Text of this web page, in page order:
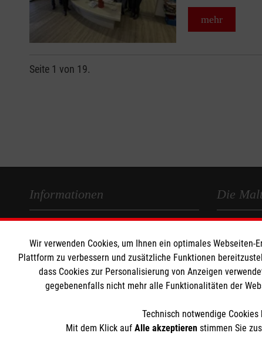
mehr
Seite 1 von 19.
Informationen
Datenschutz
Kontakt
Die
Sharepoint
Wir verwenden Cookies, um Ihnen ein optimales
Plattform zu verbessern und zusätzliche Funktionen
dass Cookies zur Personalisierung von Anzeigen
gegebenenfalls nicht mehr alle Funktionalitäten der
Technisch notwendige
Mit dem Klick auf Alle akzeptieren stimmen Sie